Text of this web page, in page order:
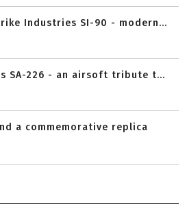
Industries SI-90 - modern...
SA-226 - an airsoft tribute t...
a commemorative replica